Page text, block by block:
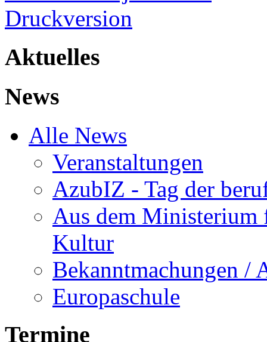
Druckversion
Aktuelles
News
Alle News
Veranstaltungen
AzubIZ - Tag der
Aus dem Ministerium
Kultur
Bekanntmachungen /
Europaschule
Termine